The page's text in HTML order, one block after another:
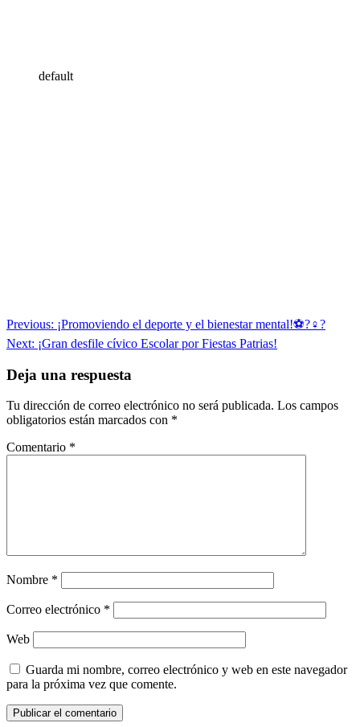
default
Navegación
de
entradas
Previous: ¡Promoviendo el deporte y el bienestar mental!⚽?‍♀️?
Next: ¡Gran desfile cívico Escolar por Fiestas Patrias!
Deja una respuesta
Tu dirección de correo electrónico no será publicada. Los campos
obligatorios están marcados con *
Comentario *
Nombre *
Correo electrónico *
Web
Guarda mi nombre, correo electrónico y web en este navegador
para la próxima vez que comente.